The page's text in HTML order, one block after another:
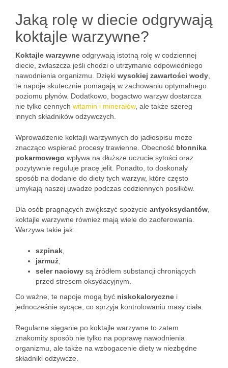
Jaką rolę w diecie odgrywają
koktajle warzywne?
Koktajle warzywne odgrywają istotną rolę w codziennej
diecie, zwłaszcza jeśli chodzi o utrzymanie odpowiedniego
nawodnienia organizmu. Dzięki wysokiej zawartości wody
te napoje skutecznie pomagają w zachowaniu optymalnego
poziomu płynów. Dodatkowo, bogactwo warzyw dostarcza
nie tylko cennych witamin i minerałów, ale także szereg
innych składników odżywczych.
Wprowadzenie koktajli warzywnych do jadłospisu może
znacząco wspierać procesy trawienne. Obecność błonnika
pokarmowego wpływa na dłuższe uczucie sytości oraz
pozytywnie reguluje pracę jelit. Ponadto, to doskonały
sposób na dodanie do diety tych warzyw, które często
umykają naszej uwadze podczas codziennych posiłków.
Dla osób pragnących zwiększyć spożycie antyoksydantów
koktajle warzywne również mają wiele do zaoferowania.
Warzywa takie jak:
szpinak
jarmuż
seler naciowy są źródłem substancji chroniących
przed stresem oksydacyjnym.
Co ważne, te napoje mogą być niskokaloryczne i
jednocześnie sycące, co sprzyja kontrolowaniu masy ciała.
Regularne sięganie po koktajle warzywne to zatem
znakomity sposób nie tylko na poprawę nawodnienia
organizmu, ale także na wzbogacenie diety w niezbędne
składniki odżywcze.